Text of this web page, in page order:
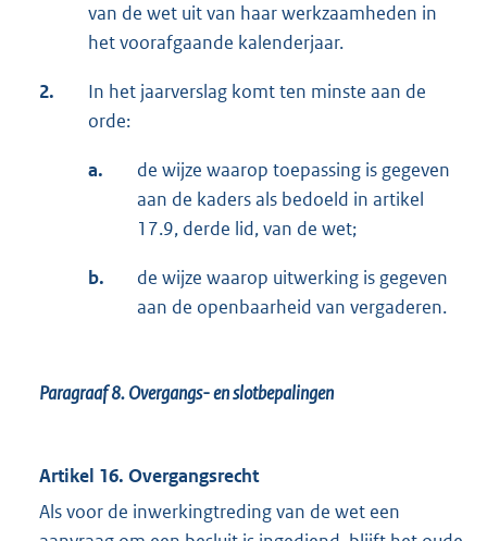
van de wet uit van haar werkzaamheden in
het voorafgaande kalenderjaar.
2.
In het jaarverslag komt ten minste aan de
orde:
a.
de wijze waarop toepassing is gegeven
aan de kaders als bedoeld in artikel
17.9, derde lid, van de wet;
b.
de wijze waarop uitwerking is gegeven
aan de openbaarheid van vergaderen.
Paragraaf 8.Overgangs- en slotbepalingen
Artikel 16. Overgangsrecht
Als voor de inwerkingtreding van de wet een